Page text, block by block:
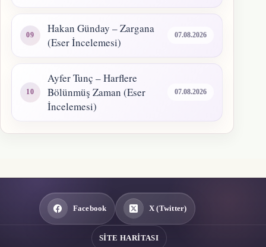
Hakan Günday – Zargana
(Eser İncelemesi)
07.08.2026
Ayfer Tunç – Harflere
Bölünmüş Zaman (Eser
İncelemesi)
07.08.2026
Facebook X (Twitter)
SITE HARITASI